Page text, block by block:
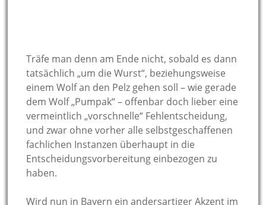
Träfe man denn am Ende nicht, sobald es dann
tatsächlich „um die Wurst“, beziehungsweise
einem Wolf an den Pelz gehen soll – wie gerade
dem Wolf „Pumpak“ – offenbar doch lieber eine
vermeintlich „vorschnelle“ Fehlentscheidung,
und zwar ohne vorher alle selbstgeschaffenen
fachlichen Instanzen überhaupt in die
Entscheidungsvorbereitung einbezogen zu
haben.
Wird nun in Bayern ein andersartiger Akzent im